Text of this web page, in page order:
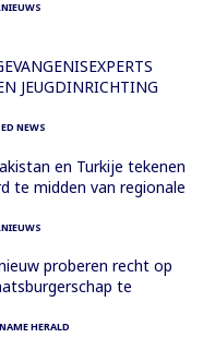
JEUGDINRICHTING
NEWS
en Turkije tekenen
te midden van regionale
proberen recht op
te
HERALD